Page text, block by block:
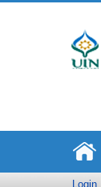
Login